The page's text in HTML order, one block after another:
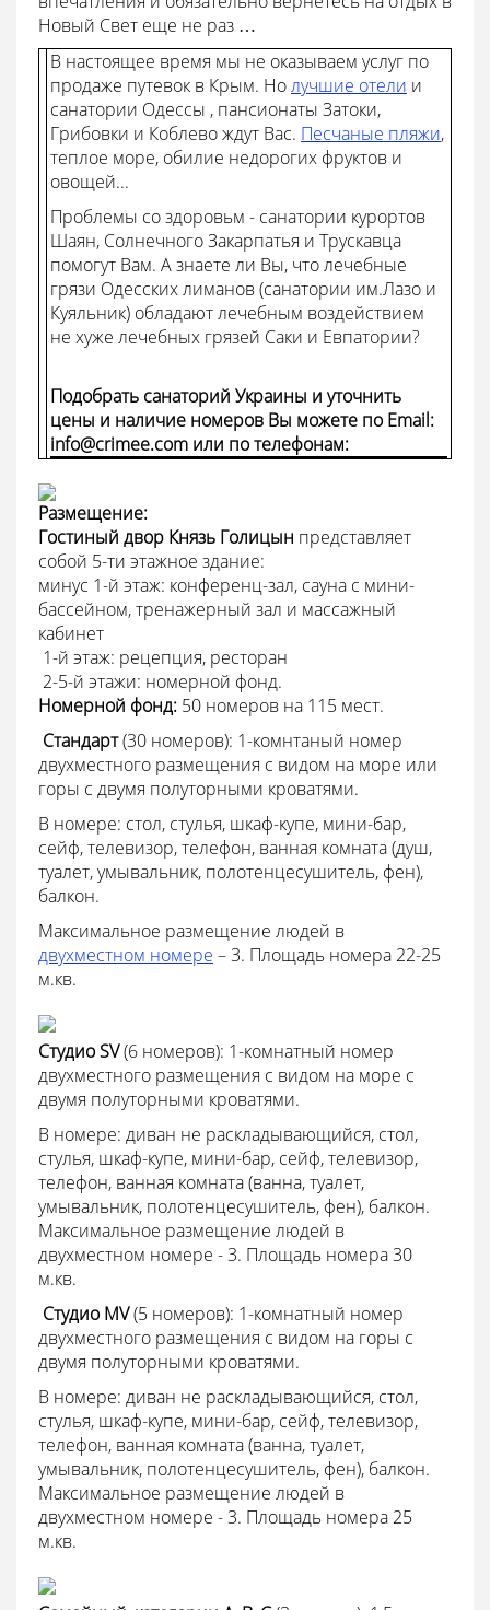
Новый Свет еще не раз …
В настоящее время мы не оказываем услуг по
продаже путевок в Крым. Нолучшие отели и
санатории Одессы , пансионаты Затоки,
Грибовки и Коблево ждут Вас. Песчаные пляжи,
теплое море, обилие недорогих фруктов и
овощей...
Проблемы со здоровьм - санатории курортов
Шаян, Солнечного Закарпатья и Трускавца
помогут Вам. А знаете ли Вы, что лечебные
грязи Одесских лиманов (санатории им.Лазо и
Куяльник) обладают лечебным воздействием
не хуже лечебных грязей Саки и Евпатории?
Подобрать санаторий Украины и уточнить
цены и наличие номеров Вы можете по Email:
info@crimee.com или по телефонам:
Размещение:
Гостиный двор Князь Голицын представляет
собой 5-ти этажное здание:
минус 1-й этаж: конференц-зал, сауна с мини-
бассейном, тренажерный зал и массажный
кабинет
 1-й этаж: рецепция, ресторан
 2-5-й этажи: номерной фонд.
Номерной фонд: 50 номеров на 115 мест.
 Cтандарт(30 номеров): 1-комнтаный номер
двухместного размещения с видом на море или
горы с двумя полуторными кроватями.
В номере: стол, стулья, шкаф-купе, мини-бар,
сейф, телевизор, телефон, ванная комната (душ,
туалет, умывальник, полотенцесушитель, фен),
балкон.
Максимальное размещение людей в
двухместном номере – 3. Площадь номера 22-25
м.кв.
Студио SV(6 номеров): 1-комнатный номер
двухместного размещения с видом на море с
двумя полуторными кроватями.
В номере: диван не раскладывающийся, стол,
стулья, шкаф-купе, мини-бар, сейф, телевизор,
телефон, ванная комната (ванна, туалет,
умывальник, полотенцесушитель, фен), балкон.
Максимальное размещение людей в
двухместном номере - 3. Площадь номера 30
м.кв.
 Студио MV(5 номеров): 1-комнатный номер
двухместного размещения с видом на горы с
двумя полуторными кроватями.
В номере: диван не раскладывающийся, стол,
стулья, шкаф-купе, мини-бар, сейф, телевизор,
телефон, ванная комната (ванна, туалет,
умывальник, полотенцесушитель, фен), балкон.
Максимальное размещение людей в
двухместном номере - 3. Площадь номера 25
м.кв.